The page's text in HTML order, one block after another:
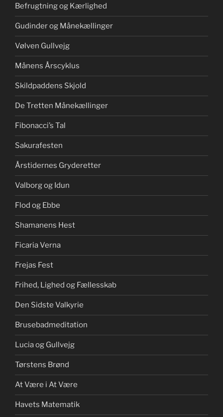
Befrugtning og Kærlighed
Gudinder og Månekællinger
Vølven Gullvejg
Månens Årscyklus
Skildpaddens Skjold
De Tretten Månekællinger
Fibonacci’s Tal
Sakurafesten
Årstidernes Gryderetter
Valborg og Idun
Flod og Ebbe
Shamanens Hest
Ficaria Verna
Frejas Fest
Frihed, Lighed og Fællesskab
Den Sidste Valkyrie
Brusebadmeditation
Lucia og Gullvejg
Tørstens Brønd
At Være i At Være
Havets Matematik